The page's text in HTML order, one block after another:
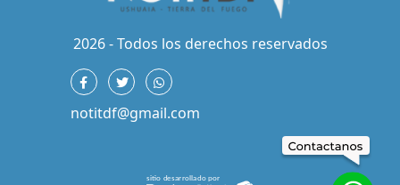
2026 - Todos los derechos reservados
notitdf@gmail.com